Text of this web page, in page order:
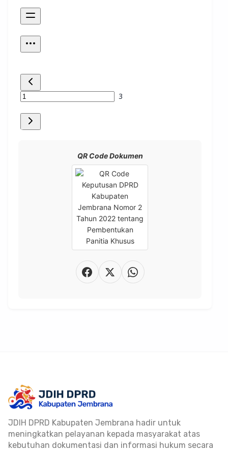
QR Code Dokumen
JDIH DPRD Kabupaten Jembrana hadir untuk
meningkatkan pelayanan kepada masyarakat atas
kebutuhan dokumentasi dan informasi hukum secara